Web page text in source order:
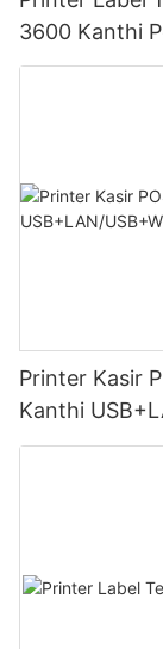
3600 Kanthi
Printer Kasir
Kanthi